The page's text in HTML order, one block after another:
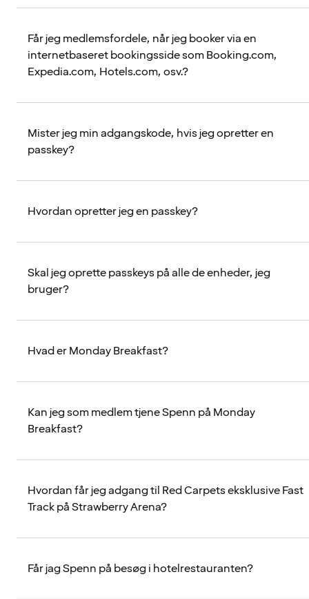
Får jeg medlemsfordele, når jeg booker via en
internetbaseret bookingsside som Booking.com,
Expedia.com, Hotels.com, osv.?
Mister jeg min adgangskode, hvis jeg opretter en
passkey?
Hvordan opretter jeg en passkey?
Skal jeg oprette passkeys på alle de enheder, jeg
bruger?
Hvad er Monday Breakfast?
Kan jeg som medlem tjene Spenn på Monday
Breakfast?
Hvordan får jeg adgang til Red Carpets eksklusive Fast
Track på Strawberry Arena?
Får jag Spenn på besøg i hotelrestauranten?